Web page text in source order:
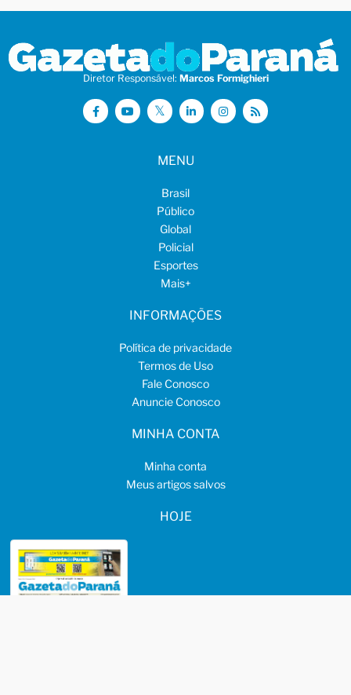
Diretor Responsável: Marcos Formighieri
MENU
Brasil
Público
Global
Policial
Esportes
Mais+
INFORMAÇÕES
Política de privacidade
Termos de Uso
Fale Conosco
Anuncie Conosco
MINHA CONTA
Minha conta
Meus artigos salvos
HOJE